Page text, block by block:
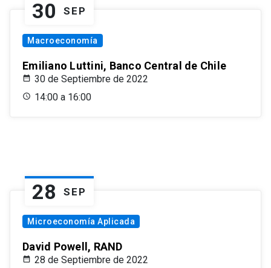
30 SEP
Macroeconomía
Emiliano Luttini, Banco Central de Chile
30 de Septiembre de 2022
14:00 a 16:00
28 SEP
Microeconomía Aplicada
David Powell, RAND
28 de Septiembre de 2022